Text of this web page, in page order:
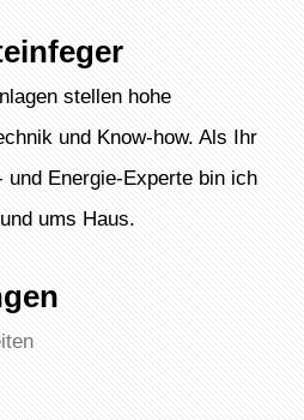
stellen hohe
und Know-how. Als Ihr
Energie-Experte bin ich
ums Haus.